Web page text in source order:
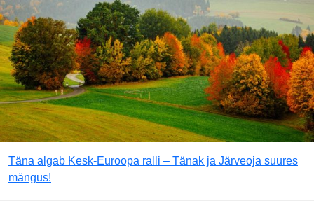
Täna algab Kesk-Euroopa ralli – Tänak ja Järveoja suures
mängus!